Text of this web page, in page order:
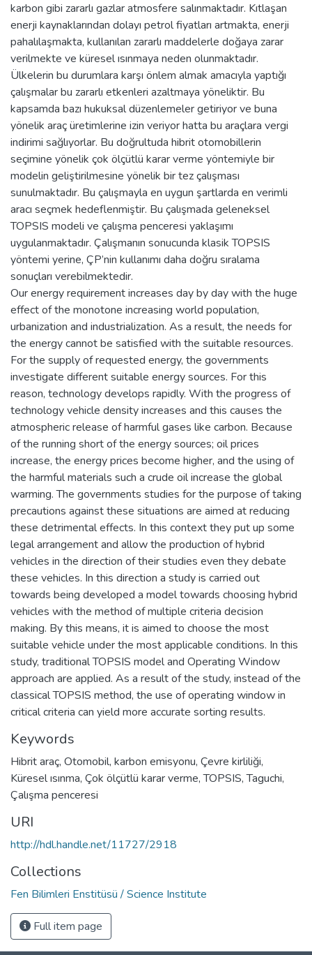
karbon gibi zararlı gazlar atmosfere salınmaktadır. Kıtlaşan
enerji kaynaklarından dolayı petrol fiyatları artmakta, enerji
pahalılaşmakta, kullanılan zararlı maddelerle doğaya zarar
verilmekte ve küresel ısınmaya neden olunmaktadır.
Ülkelerin bu durumlara karşı önlem almak amacıyla yaptığı
çalışmalar bu zararlı etkenleri azaltmaya yöneliktir. Bu
kapsamda bazı hukuksal düzenlemeler getiriyor ve buna
yönelik araç üretimlerine izin veriyor hatta bu araçlara vergi
indirimi sağlıyorlar. Bu doğrultuda hibrit otomobillerin
seçimine yönelik çok ölçütlü karar verme yöntemiyle bir
modelin geliştirilmesine yönelik bir tez çalışması
sunulmaktadır. Bu çalışmayla en uygun şartlarda en verimli
aracı seçmek hedeflenmiştir. Bu çalışmada geleneksel
TOPSIS modeli ve çalışma penceresi yaklaşımı
uygulanmaktadır. Çalışmanın sonucunda klasik TOPSIS
yöntemi yerine, ÇP’nin kullanımı daha doğru sıralama
sonuçları verebilmektedir.
Our energy requirement increases day by day with the huge
effect of the monotone increasing world population,
urbanization and industrialization. As a result, the needs for
the energy cannot be satisfied with the suitable resources.
For the supply of requested energy, the governments
investigate different suitable energy sources. For this
reason, technology develops rapidly. With the progress of
technology vehicle density increases and this causes the
atmospheric release of harmful gases like carbon. Because
of the running short of the energy sources; oil prices
increase, the energy prices become higher, and the using of
the harmful materials such a crude oil increase the global
warming. The governments studies for the purpose of taking
precautions against these situations are aimed at reducing
these detrimental effects. In this context they put up some
legal arrangement and allow the production of hybrid
vehicles in the direction of their studies even they debate
these vehicles. In this direction a study is carried out
towards being developed a model towards choosing hybrid
vehicles with the method of multiple criteria decision
making. By this means, it is aimed to choose the most
suitable vehicle under the most applicable conditions. In this
study, traditional TOPSIS model and Operating Window
approach are applied. As a result of the study, instead of the
classical TOPSIS method, the use of operating window in
critical criteria can yield more accurate sorting results.
Keywords
Hibrit araç, Otomobil, karbon emisyonu, Çevre kirliliği,
Küresel ısınma, Çok ölçütlü karar verme,TOPSIS,Taguchi,
Çalışma penceresi
URI
http://hdl.handle.net/11727/2918
Collections
Fen Bilimleri Enstitüsü / Science Institute
Full item page